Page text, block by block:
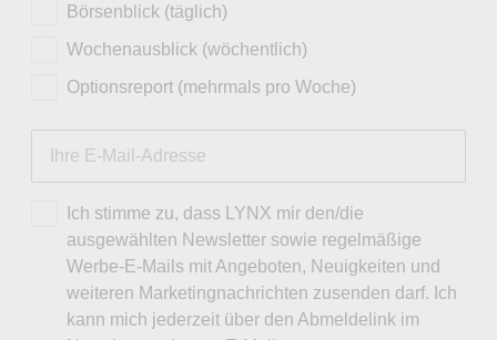
Börsenblick (täglich)
Wochenausblick (wöchentlich)
Optionsreport (mehrmals pro Woche)
Ich stimme zu, dass LYNX mir den/die
ausgewählten Newsletter sowie regelmäßige
Werbe-E-Mails mit Angeboten, Neuigkeiten und
weiteren Marketingnachrichten zusenden darf. Ich
kann mich jederzeit über den Abmeldelink im